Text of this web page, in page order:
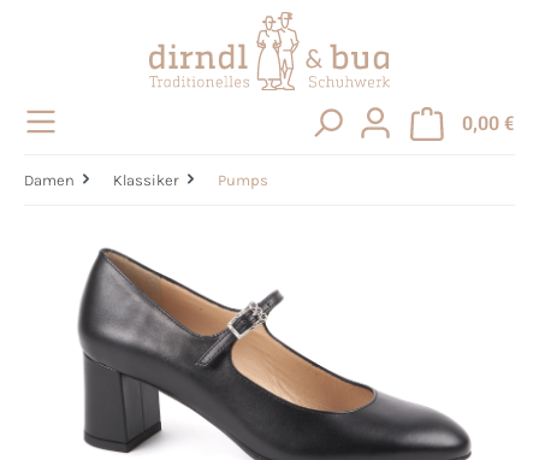
0,00 €
Damen Klassiker Pumps
Bildergalerie überspringen